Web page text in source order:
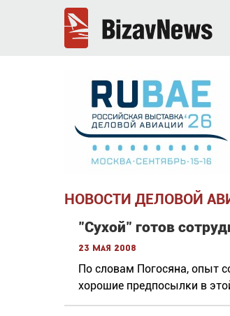
НОВОСТИ ДЕЛОВОЙ
"Сухой" готов
23 мая 2008
По словам Погосяна, опыт
хорошие предпосылки в